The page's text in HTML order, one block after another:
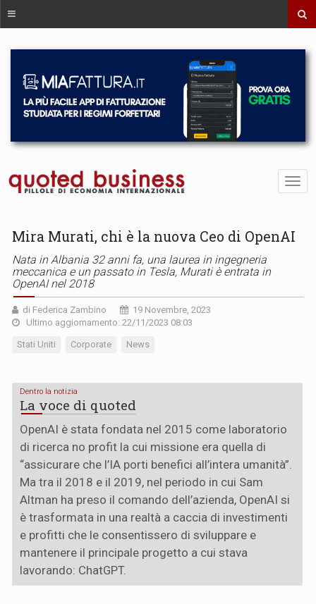
Mira Murati, chi è la nuova Ceo di OpenAI
Nata in Albania 32 anni fa, una laurea in ingegneria
meccanica e un passato in Tesla, Murati è entrata in
OpenAI nel 2018
di Federica Zambino
19 Novembre, 2023
Ultimo aggiornamento: 22/11/2023 08:03
Stati Uniti Corporate News
Dentro la notizia
La voce di quoted
OpenAI è stata fondata nel 2015 come laboratorio
di ricerca no profit la cui missione era quella di
“assicurare che l’IA porti benefici all’intera umanità”.
Ma tra il 2018 e il 2019, nel periodo in cui Sam
Altman ha preso il comando dell’azienda, OpenAI si
è trasformata in una realtà a caccia di investimenti
e profitti che le consentissero di sviluppare e
mantenere il principale progetto a cui stava
lavorando: ChatGPT.